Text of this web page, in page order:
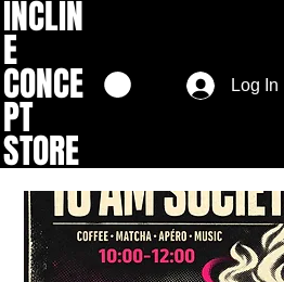
INCLIN
E
CONCE
PT
STORE
Log In